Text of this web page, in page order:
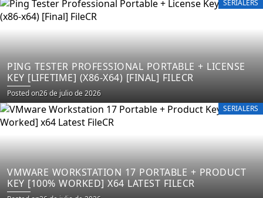
SERIALERS
PING TESTER PROFESSIONAL PORTABLE + LICENSE
KEY [LIFETIME] (X86-X64) [FINAL] FILECR
Posted on26 de julio de 2026
SERIALERS
VMWARE WORKSTATION 17 PORTABLE + PRODUCT
KEY [100% WORKED] X64 LATEST FILECR